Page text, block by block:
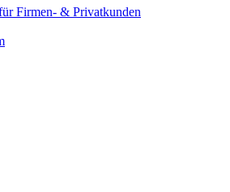
Firmen- & Privatkunden